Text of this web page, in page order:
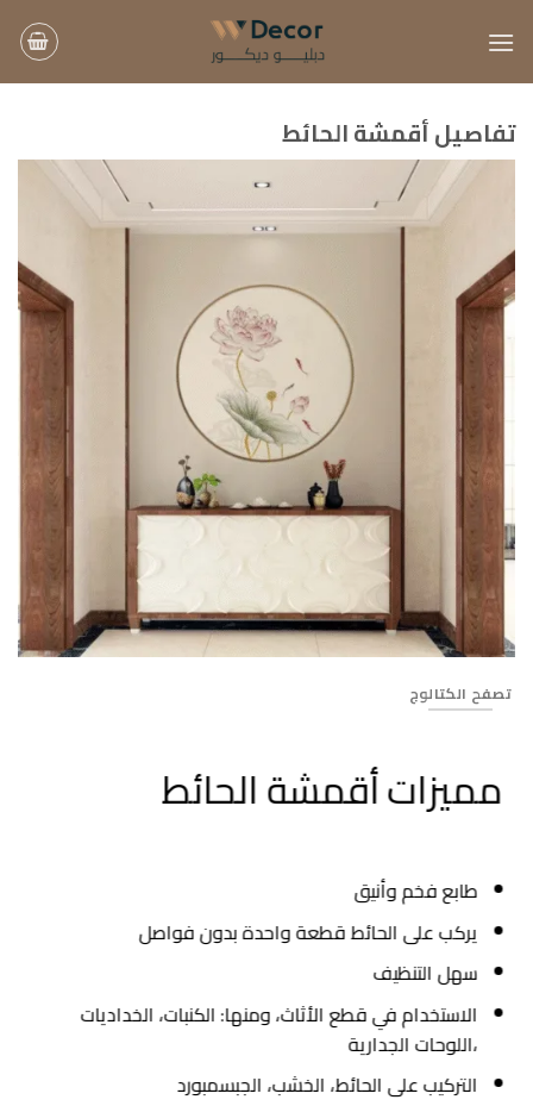
للمحتوى
تفاصيل أقمشة الحائط
تصفح الكتالوج
مميزات أقمشة الحائط
طابع فخم وأنيق
يركب على الحائط قطعة واحدة بدون فواصل
سهل التنظيف
الاستخدام في قطع الأثاث، ومنها: الكنبات، الخداديات
،اللوحات الجدارية
التركيب على الحائط، الخشب، الجبسمبورد